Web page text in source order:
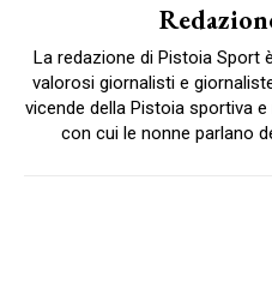
La redazione di Pistoia Sport
valorosi giornalisti e
vicende della Pistoia sportiva
con cui le nonne parlano